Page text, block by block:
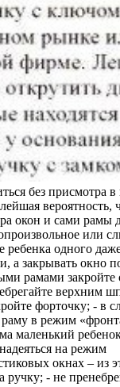
без присмотра
вероятность,
окон и сами
или
ребенка одного
а закрывать окно
рамами закройте
верхним
форточку; - в
в режим
маленький
на режим
окнах – из
ручку; - не